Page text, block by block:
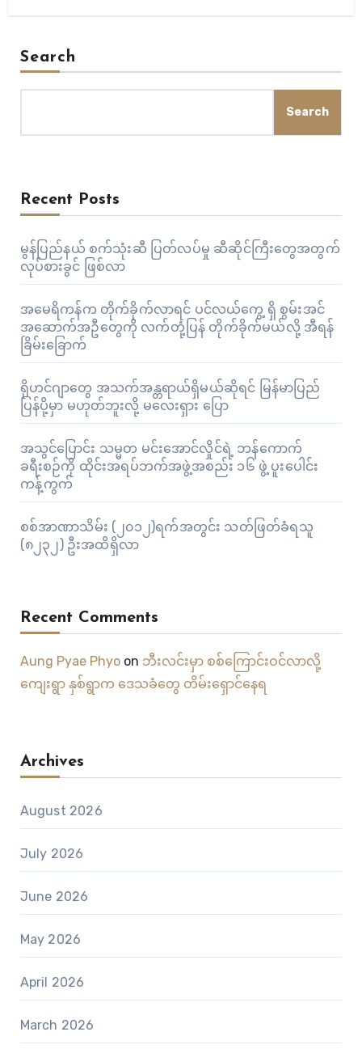
Search
Search
Recent Posts
မွန်ပြည်နယ် စက်သုံးဆီ ပြတ်လပ်မှု ဆီဆိုင်ကြီးတွေအတွက်
လုပ်စားခွင် ဖြစ်လာ
အမေရိကန်က တိုက်ခိုက်လာရင် ပင်လယ်ကွေ့ ရှိ စွမ်းအင်
အဆောက်အဦတွေကို လက်တုံ့ပြန် တိုက်ခိုက်မယ်လို့ အီရန်
ခြိမ်းခြောက်
ရိုဟင်ဂျာတွေ အသက်အန္တရာယ်ရှိမယ်ဆိုရင် မြန်မာပြည်
ပြန်ပို့မှာ မဟုတ်ဘူးလို့ မလေးရှား ပြော
အသွင်ပြောင်း သမ္မတ မင်းအောင်လှိုင်ရဲ့ ဘန်ကောက်
ခရီးစဉ်ကို ထိုင်းအရပ်ဘက်အဖွဲ့အစည်း ၁၆ ဖွဲ့ ပူးပေါင်း
ကန့်ကွက်
စစ်အာဏာသိမ်း (၂၀၁၂)ရက်အတွင်း သတ်ဖြတ်ခံရသူ
(၈၂၃၂) ဦးအထိရှိလာ
Recent Comments
Aung Pyae Phyoon ဘီးလင်းမှာ စစ်ကြောင်းဝင်လာလို့
ကျေးရွာ နှစ်ရွာက ဒေသခံတွေ တိမ်းရှောင်နေရ
Archives
August 2026
July 2026
June 2026
May 2026
April 2026
March 2026